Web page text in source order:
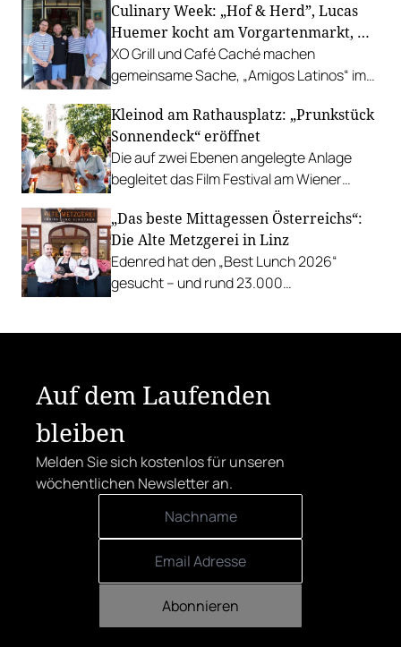
Gastgarten.
Culinary Week: „Hof & Herd”, Lucas
Huemer kocht am Vorgartenmarkt, …
XO Grill und Café Caché machen
gemeinsame Sache, „Amigos Latinos“ im
Richard Rauch kocht in der Riederalm
u.v.m.
Kleinod am Rathausplatz: „Prunkstück
Sonnendeck“ eröffnet
Die auf zwei Ebenen angelegte Anlage
begleitet das Film Festival am Wiener
mit Cocktails, Snacks und
Veranstaltungsprogramm.
„Das beste Mittagessen Österreichs“:
Die Alte Metzgerei in Linz
Edenred hat den „Best Lunch 2026“
gesucht – und rund 23.000
Auf dem Laufenden
bleiben
Melden Sie sich kostenlos für unseren
wöchentlichen Newsletter an.
Abonnieren